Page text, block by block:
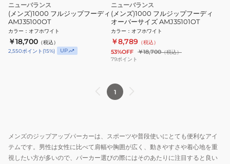
ニューバランス
(メンズ)1000 フルジップフーディ
AMJ35100OT
カラー ： オフホワイト
￥18,700 （税込）
2,550ポイント (15%) UP
ニューバランス
(メンズ)1000 フルジップフーディ
オーバーサイズ AMJ35101OT
カラー ： オフホワイト
￥8,789 （税込）
53%OFF ￥18,700（税込）
79ポイント
1
メンズのジップアップパーカーは、スポーツや普段使いにとても便利なアイ
テムです。男性は女性に比べて肩幅や胸囲が広く、動きやすさや着心地を重
視したい方が多いので、パーカー選びの際にはそのあたりに注目すると良い